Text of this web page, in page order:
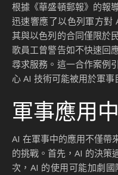
根據《華盛頓郵報》的報
迅速響應了以色列軍方對
其與以色列的合同僅限於
歌員工曾警告如不快速回
尋求服務。這一合作案例
心 AI 技術可能被用於軍事
軍事應用
AI 在軍事中的應用不僅帶
的挑戰。首先，AI 的決策
次，AI 的使用可能加劇